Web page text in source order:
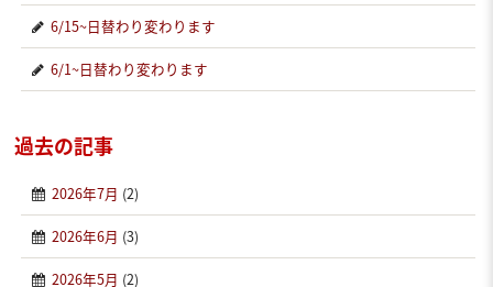
6/15~日替わり変わります
6/1~日替わり変わります
過去の記事
2026年7月 (2)
2026年6月 (3)
2026年5月 (2)